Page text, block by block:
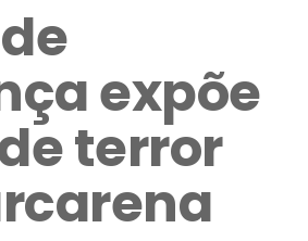
expõe
terror